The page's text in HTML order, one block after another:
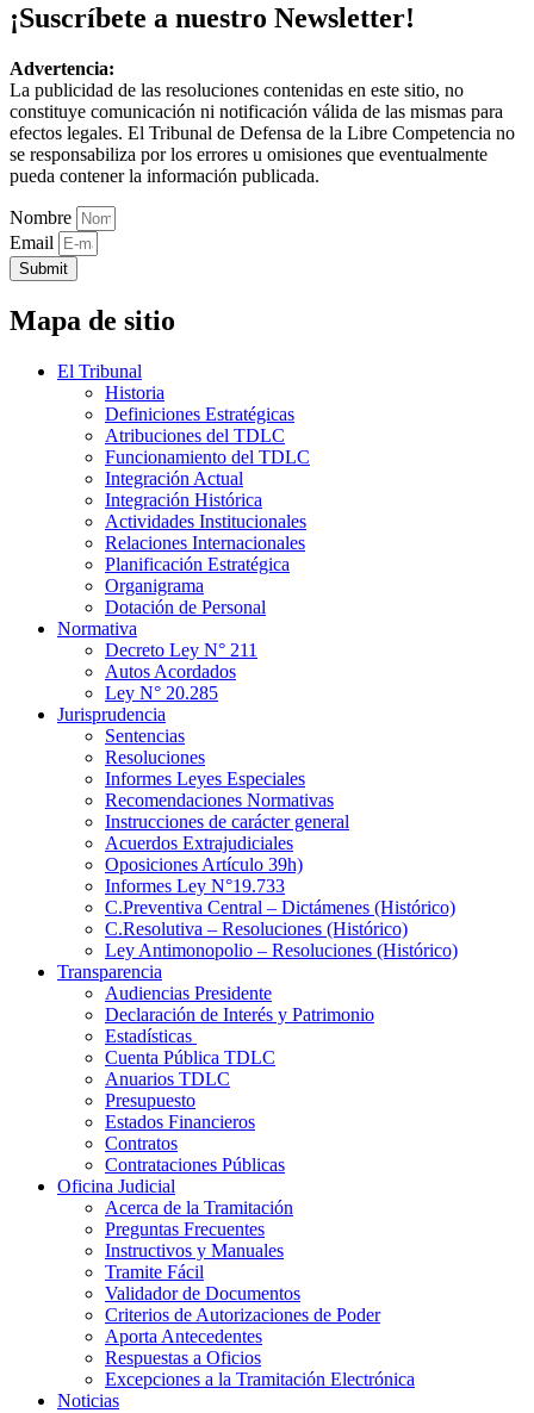
¡Suscríbete a nuestro Newsletter!
Advertencia:
La publicidad de las resoluciones contenidas en este sitio, no
constituye comunicación ni notificación válida de las mismas para
efectos legales. El Tribunal de Defensa de la Libre Competencia no
se responsabiliza por los errores u omisiones que eventualmente
pueda contener la información publicada.
Nombre
Email
Submit
Mapa de sitio
El Tribunal
Historia
Definiciones Estratégicas
Atribuciones del TDLC
Funcionamiento del TDLC
Integración Actual
Integración Histórica
Actividades Institucionales
Relaciones Internacionales
Planificación Estratégica
Organigrama
Dotación de Personal
Normativa
Decreto Ley N° 211
Autos Acordados
Ley N° 20.285
Jurisprudencia
Sentencias
Resoluciones
Informes Leyes Especiales
Recomendaciones Normativas
Instrucciones de carácter general
Acuerdos Extrajudiciales
Oposiciones Artículo 39h)
Informes Ley N°19.733
C.Preventiva Central – Dictámenes (Histórico)
C.Resolutiva – Resoluciones (Histórico)
Ley Antimonopolio – Resoluciones (Histórico)
Transparencia
Audiencias Presidente
Declaración de Interés y Patrimonio
Estadísticas
Cuenta Pública TDLC
Anuarios TDLC
Presupuesto
Estados Financieros
Contratos
Contrataciones Públicas
Oficina Judicial
Acerca de la Tramitación
Preguntas Frecuentes
Instructivos y Manuales
Tramite Fácil
Validador de Documentos
Criterios de Autorizaciones de Poder
Aporta Antecedentes
Respuestas a Oficios
Excepciones a la Tramitación Electrónica
Noticias